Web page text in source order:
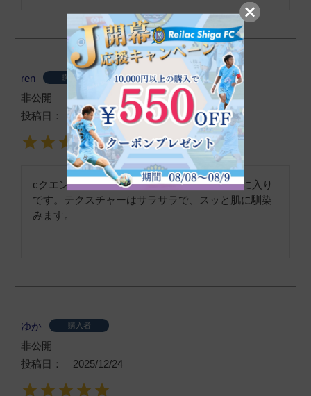
ren 購入者
非公開
投稿日
2026/01/13
cクエンスシリーズの中で、トナーが1番お気に入り
です。テクスチャーはサラサラで、スッと肌に馴染
ゆか 購入者
非公開
投稿日
2025/12/24